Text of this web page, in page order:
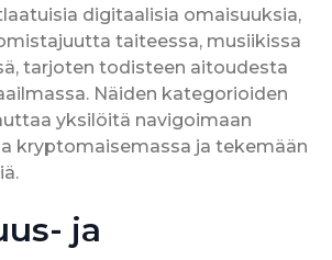
digitaalisia omaisuuksia,
taiteessa, musiikissa
tarjoten todisteen aitoudesta
Näiden kategorioiden
yksilöitä navigoimaan
kryptomaisemassa ja tekemään
ja